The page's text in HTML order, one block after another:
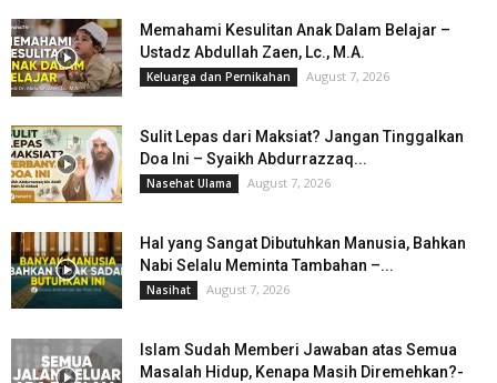
Memahami Kesulitan Anak Dalam Belajar –
Ustadz Abdullah Zaen, Lc., M.A.
Keluarga dan Pernikahan August 7, 2026
Sulit Lepas dari Maksiat? Jangan Tinggalkan
Doa Ini – Syaikh Abdurrazzaq...
Nasehat Ulama August 7, 2026
Hal yang Sangat Dibutuhkan Manusia, Bahkan
Nabi Selalu Meminta Tambahan –...
Nasihat August 7, 2026
Islam Sudah Memberi Jawaban atas Semua
Masalah Hidup, Kenapa Masih Diremehkan?-